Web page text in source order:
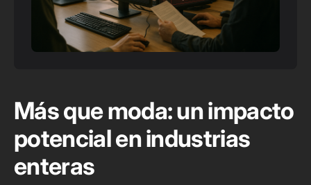
Más que moda: un impacto
potencial en industrias
enteras